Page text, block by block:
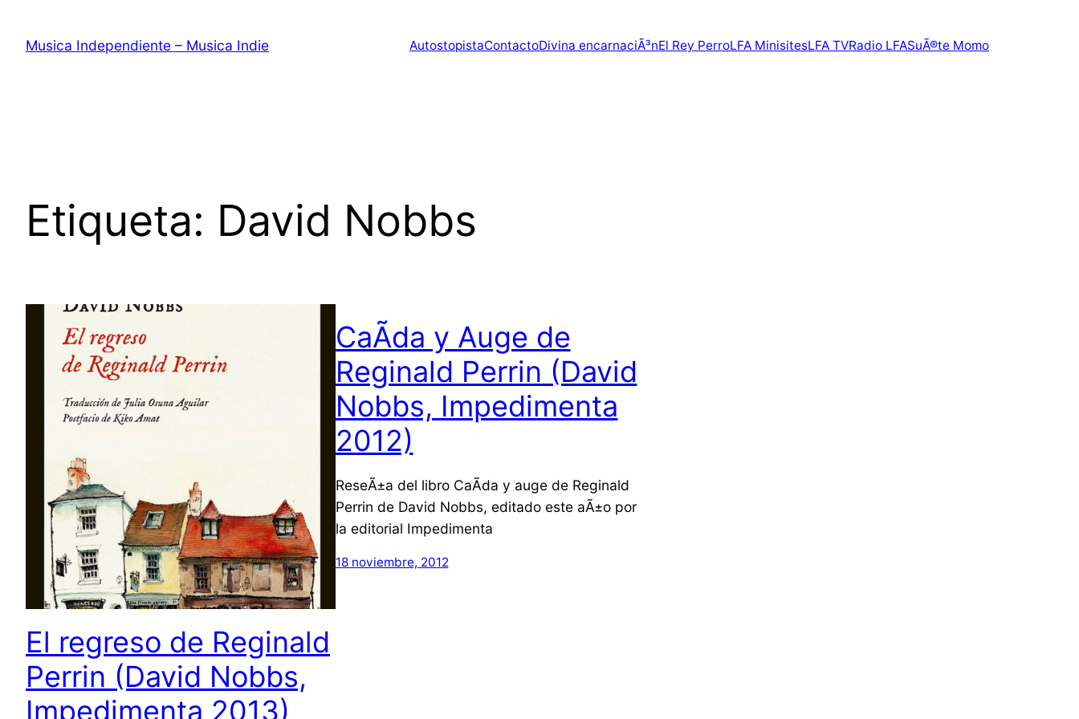
contenido
Musica Independiente – Musica Indie AutostopistaContactoDivina encarnaciÃ³nEl Rey PerroLFA MinisitesLFA TVRadio LFASuÃ®te Momo
Etiqueta: David Nobbs
El regreso de Reginald
Perrin (David Nobbs,
Impedimenta 2013)
CaÃ­da y Auge de
Reginald Perrin (David
Nobbs, Impedimenta
2012)
ReseÃ±a del libro CaÃ­da y auge de Reginald
Perrin de David Nobbs, editado este aÃ±o por
la editorial Impedimenta
18 noviembre, 2012